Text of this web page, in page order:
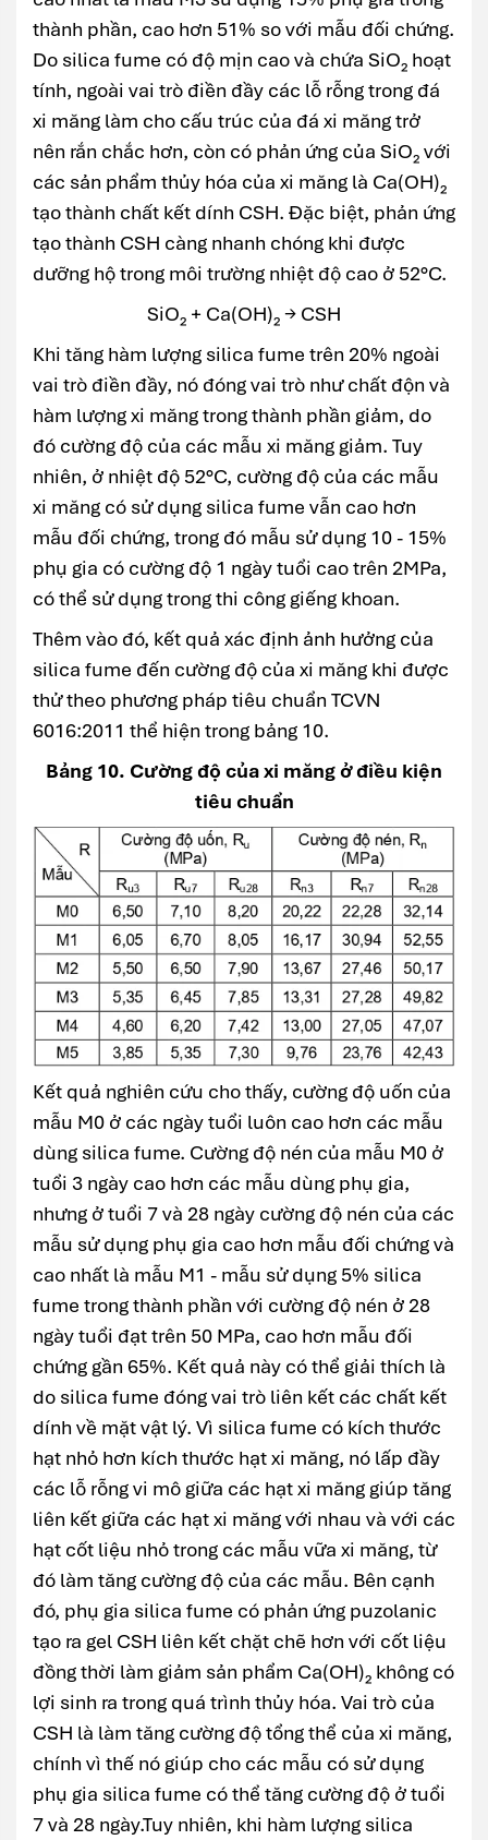
thành phần, cao hơn 51% so với mẫu đối chứng.
Do silica fume có độ mịn cao và chứa SiO₂ hoạt
tính, ngoài vai trò điền đầy các lỗ rỗng trong đá
xi măng làm cho cấu trúc của đá xi măng trở
nên rắn chắc hơn, còn có phản ứng của SiO₂ với
các sản phẩm thủy hóa của xi măng là Ca(OH)₂
tạo thành chất kết dính CSH. Đặc biệt, phản ứng
tạo thành CSH càng nhanh chóng khi được
dưỡng hộ trong môi trường nhiệt độ cao ở 52°C.
SiO₂ + Ca(OH)₂ → CSH
Khi tăng hàm lượng silica fume trên 20% ngoài
vai trò điền đầy, nó đóng vai trò như chất độn và
hàm lượng xi măng trong thành phần giảm, do
đó cường độ của các mẫu xi măng giảm. Tuy
nhiên, ở nhiệt độ 52°C, cường độ của các mẫu
xi măng có sử dụng silica fume vẫn cao hơn
mẫu đối chứng, trong đó mẫu sử dụng 10 - 15%
phụ gia có cường độ 1 ngày tuổi cao trên 2MPa,
có thể sử dụng trong thi công giếng khoan.
Thêm vào đó, kết quả xác định ảnh hưởng của
silica fume đến cường độ của xi măng khi được
thử theo phương pháp tiêu chuẩn TCVN
6016:2011 thể hiện trong bảng 10.
Bảng 10. Cường độ của xi măng ở điều kiện
tiêu chuẩn
Kết quả nghiên cứu cho thấy, cường độ uốn của
mẫu M0 ở các ngày tuổi luôn cao hơn các mẫu
dùng silica fume. Cường độ nén của mẫu M0 ở
tuổi 3 ngày cao hơn các mẫu dùng phụ gia,
nhưng ở tuổi 7 và 28 ngày cường độ nén của các
mẫu sử dụng phụ gia cao hơn mẫu đối chứng và
cao nhất là mẫu M1 - mẫu sử dụng 5% silica
fume trong thành phần với cường độ nén ở 28
ngày tuổi đạt trên 50 MPa, cao hơn mẫu đối
chứng gần 65%. Kết quả này có thể giải thích là
do silica fume đóng vai trò liên kết các chất kết
dính về mặt vật lý. Vì silica fume có kích thước
hạt nhỏ hơn kích thước hạt xi măng, nó lấp đầy
các lỗ rỗng vi mô giữa các hạt xi măng giúp tăng
liên kết giữa các hạt xi măng với nhau và với các
hạt cốt liệu nhỏ trong các mẫu vữa xi măng, từ
đó làm tăng cường độ của các mẫu. Bên cạnh
đó, phụ gia silica fume có phản ứng puzolanic
tạo ra gel CSH liên kết chặt chẽ hơn với cốt liệu
đồng thời làm giảm sản phẩm Ca(OH)₂ không có
lợi sinh ra trong quá trình thủy hóa. Vai trò của
CSH là làm tăng cường độ tổng thể của xi măng,
chính vì thế nó giúp cho các mẫu có sử dụng
phụ gia silica fume có thể tăng cường độ ở tuổi
7 và 28 ngày.Tuy nhiên, khi hàm lượng silica